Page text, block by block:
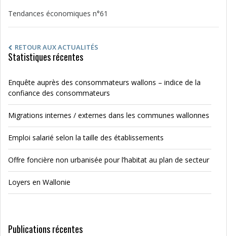
Tendances économiques n°61
RETOUR AUX ACTUALITÉS
Statistiques récentes
Enquête auprès des consommateurs wallons – indice de la
confiance des consommateurs
Migrations internes / externes dans les communes wallonnes
Emploi salarié selon la taille des établissements
Offre foncière non urbanisée pour l’habitat au plan de secteur
Loyers en Wallonie
Publications récentes